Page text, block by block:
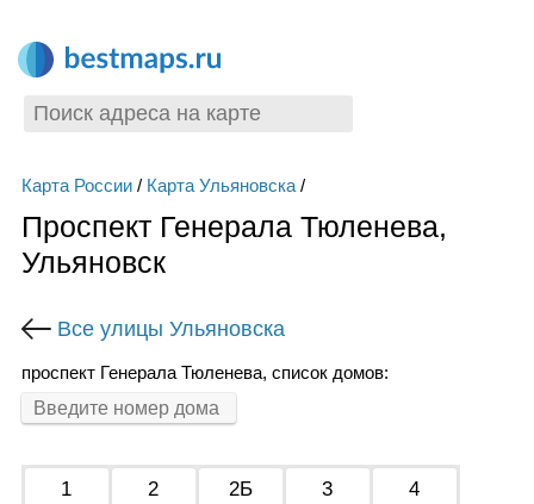
Карта России/ Карта Ульяновска/
Проспект Генерала Тюленева,
Ульяновск
Все улицы Ульяновска
проспект Генерала Тюленева, список домов:
1 2 2Б 3
4